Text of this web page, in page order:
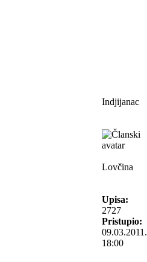
Indjijanac
Lovčina
Upisa:
2727
Pristupio:
09.03.2011.
18:00